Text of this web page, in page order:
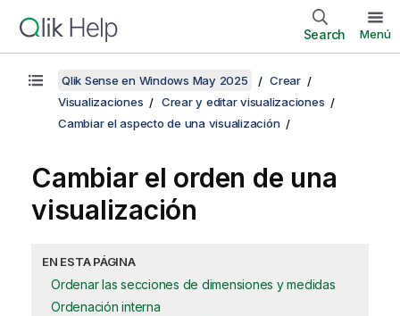
Search Menú
Qlik Sense en Windows May 2025
Crear
Visualizaciones
Crear y editar visualizaciones
Cambiar el aspecto de una visualización
Cambiar el orden de una
visualización
EN ESTA PÁGINA
Ordenar las secciones de dimensiones y medidas
Ordenación interna